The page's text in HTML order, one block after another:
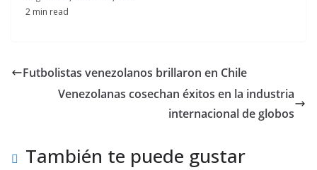
2 min read
Futbolistas venezolanos brillaron en Chile
Venezolanas cosechan éxitos en la industria
internacional de globos
También te puede gustar